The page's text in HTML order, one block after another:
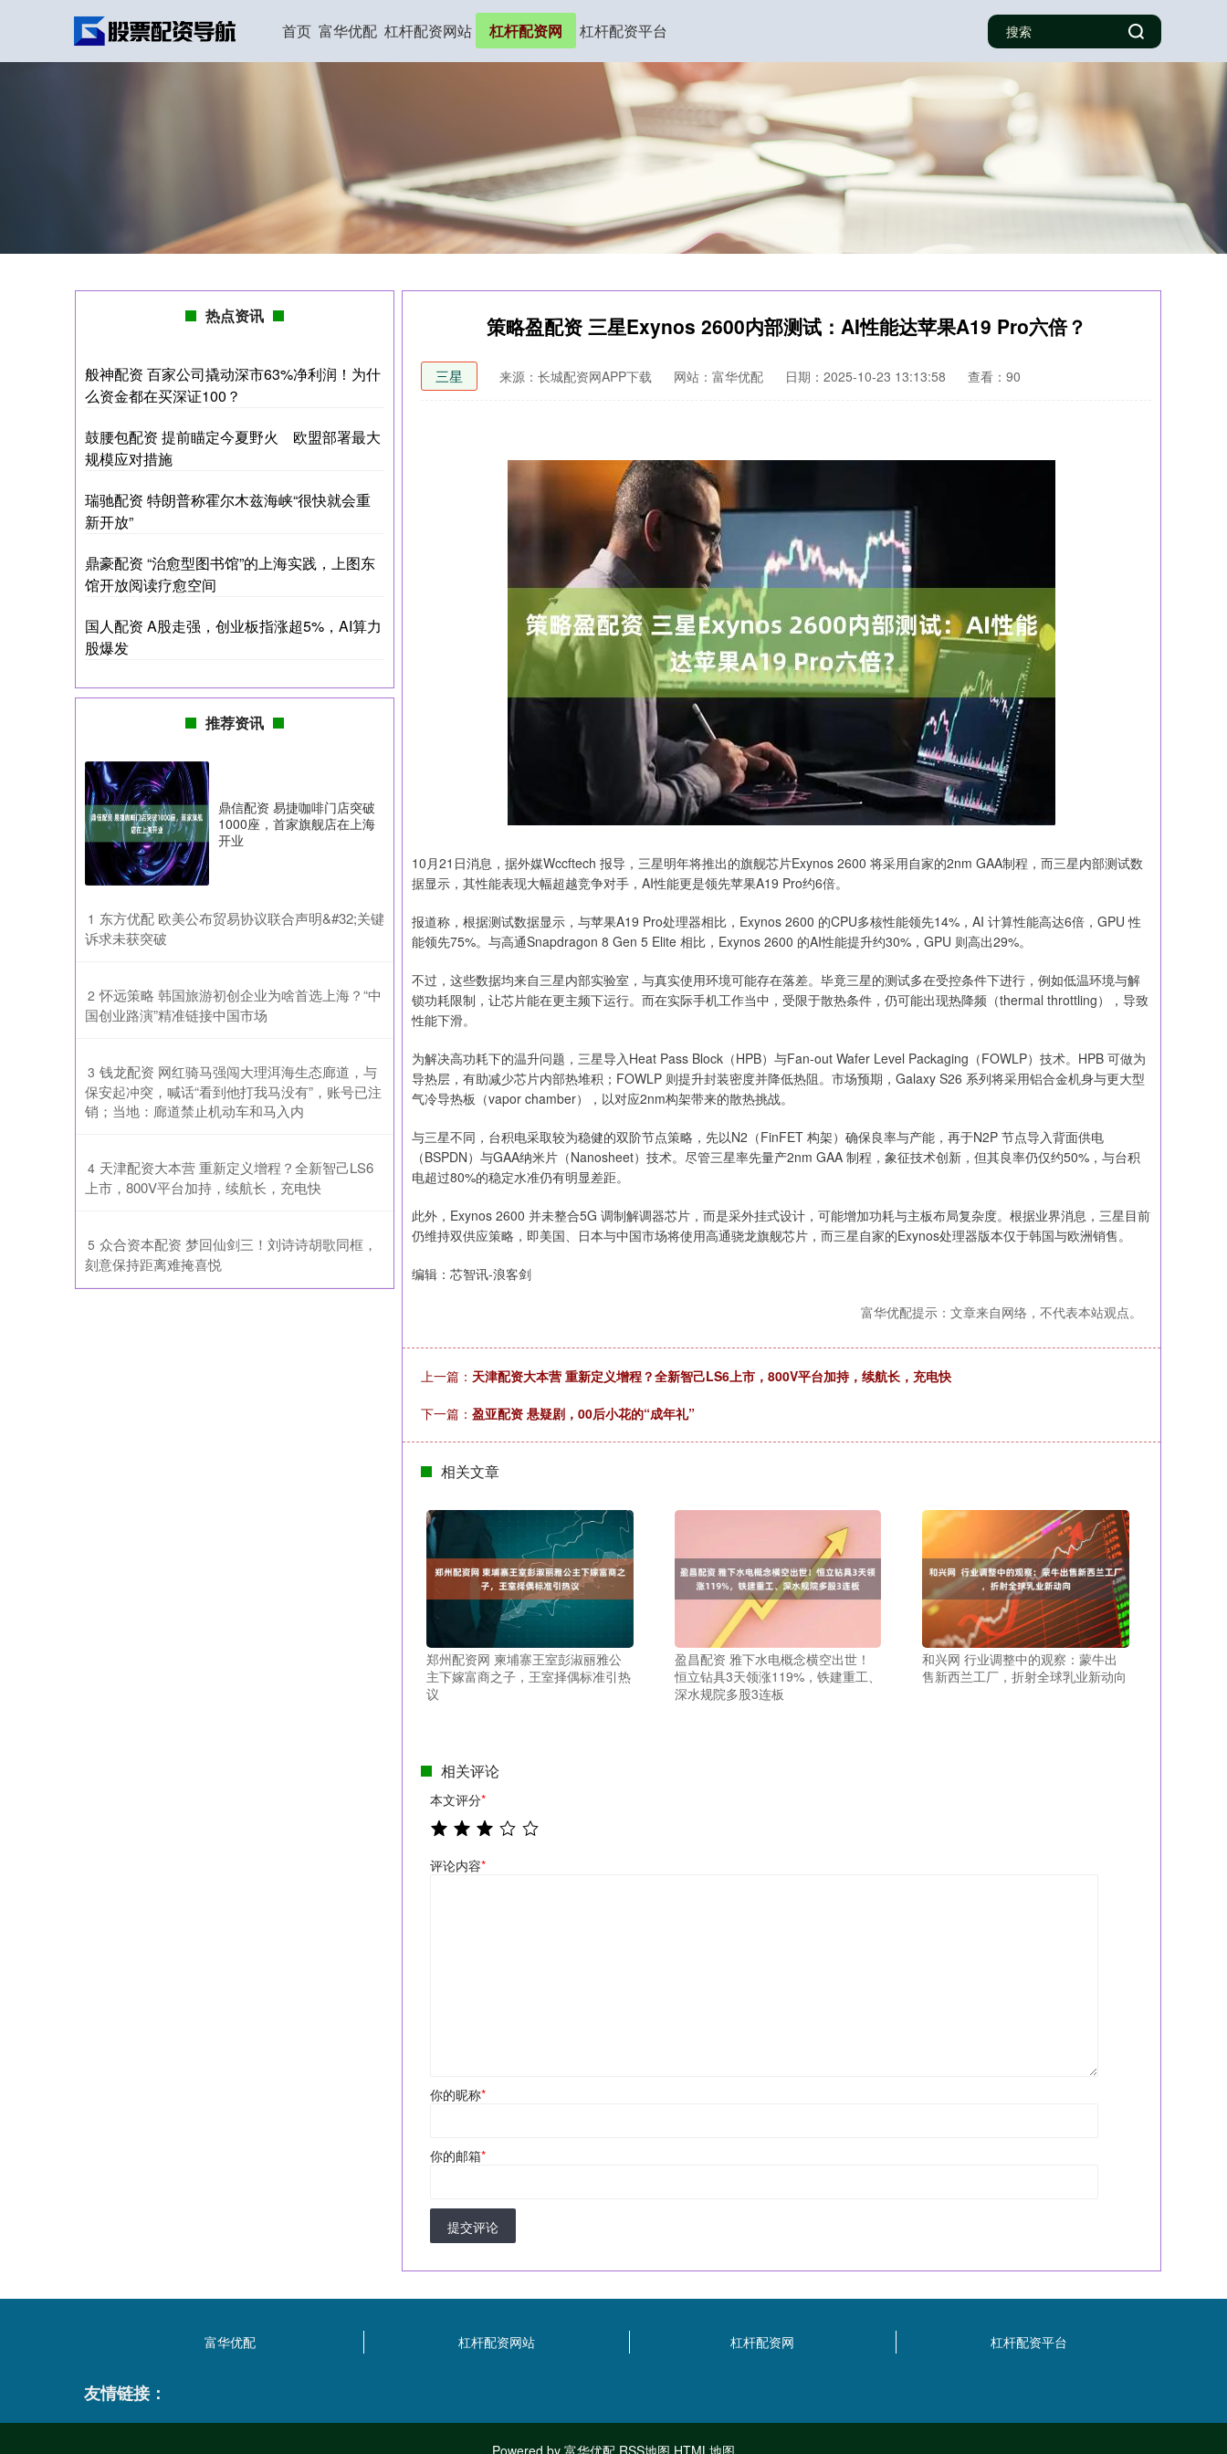
首页 富华优配 杠杆配资网站 杠杆配资网 杠杆配资平台
策略盈配资 三星Exynos 2600内部测试：AI性能达苹果A19 Pro六倍？
三星 来源：长城配资网APP下载 网站：富华优配 日期：2025-10-23 13:13:58 查看：90
10月21日消息，据外媒Wccftech 报导，三星明年将推出的旗舰芯片Exynos 2600 将采用自家的2nm GAA制程，而三星内部测试数
据显示，其性能表现大幅超越竞争对手，AI性能更是领先苹果A19 Pro约6倍。
报道称，根据测试数据显示，与苹果A19 Pro处理器相比，Exynos 2600 的CPU多核性能领先14%，AI 计算性能高达6倍，GPU 性
能领先75%。与高通Snapdragon 8 Gen 5 Elite 相比，Exynos 2600 的AI性能提升约30%，GPU 则高出29%。
不过，这些数据均来自三星内部实验室，与真实使用环境可能存在落差。毕竟三星的测试多在受控条件下进行，例如低温环境与解
锁功耗限制，让芯片能在更主频下运行。而在实际手机工作当中，受限于散热条件，仍可能出现热降频（thermal throttling），导致
性能下滑。
为解决高功耗下的温升问题，三星导入Heat Pass Block（HPB）与Fan-out Wafer Level Packaging（FOWLP）技术。HPB 可做为
导热层，有助减少芯片内部热堆积；FOWLP 则提升封装密度并降低热阻。市场预期，Galaxy S26 系列将采用铝合金机身与更大型
气冷导热板（vapor chamber），以对应2nm构架带来的散热挑战。
与三星不同，台积电采取较为稳健的双阶节点策略，先以N2（FinFET 构架）确保良率与产能，再于N2P 节点导入背面供电
（BSPDN）与GAA纳米片（Nanosheet）技术。尽管三星率先量产2nm GAA 制程，象征技术创新，但其良率仍仅约50%，与台积
电超过80%的稳定水准仍有明显差距。
此外，Exynos 2600 并未整合5G 调制解调器芯片，而是采外挂式设计，可能增加功耗与主板布局复杂度。根据业界消息，三星目前
仍维持双供应策略，即美国、日本与中国市场将使用高通骁龙旗舰芯片，而三星自家的Exynos处理器版本仅于韩国与欧洲销售。
编辑：芯智讯-浪客剑
富华优配提示：文章来自网络，不代表本站观点。
上一篇： 天津配资大本营 重新定义增程？全新智己LS6上市，800V平台加持，续航长，充电快
下一篇： 盈亚配资 悬疑剧，00后小花的“成年礼”
相关文章
郑州配资网 柬埔寨王室彭淑丽雅公
主下嫁富商之子，王室择偶标准引热
议
盈昌配资 雅下水电概念横空出世！
恒立钻具3天领涨119%，铁建重工、
深水规院多股3连板
和兴网 行业调整中的观察：蒙牛出
售新西兰工厂，折射全球乳业新动向
相关评论
本文评分*
评论内容*
你的昵称*
你的邮箱*
提交评论
热点资讯
般神配资 百家公司撬动深市63%净利润！为什
么资金都在买深证100？
鼓腰包配资 提前瞄定今夏野火 欧盟部署最大
规模应对措施
瑞驰配资 特朗普称霍尔木兹海峡“很快就会重
新开放”
鼎豪配资 “治愈型图书馆”的上海实践，上图东
馆开放阅读疗愈空间
国人配资 A股走强，创业板指涨超5%，AI算力
股爆发
推荐资讯
鼎信配资 易捷咖啡门店突破
1000座，首家旗舰店在上海
开业
1 ​东方优配 欧美公布贸易协议联合声明&#32;关键
诉求未获突破
2 ​怀远策略 韩国旅游初创企业为啥首选上海？“中
国创业路演”精准链接中国市场
3 ​钱龙配资 网红骑马强闯大理洱海生态廊道，与
保安起冲突，喊话“看到他打我马没有”，账号已注
销；当地：廊道禁止机动车和马入内
4 ​天津配资大本营 重新定义增程？全新智己LS6
上市，800V平台加持，续航长，充电快
5 ​众合资本配资 梦回仙剑三！刘诗诗胡歌同框，
刻意保持距离难掩喜悦
富华优配 杠杆配资网站 杠杆配资网 杠杆配资平台
友情链接：